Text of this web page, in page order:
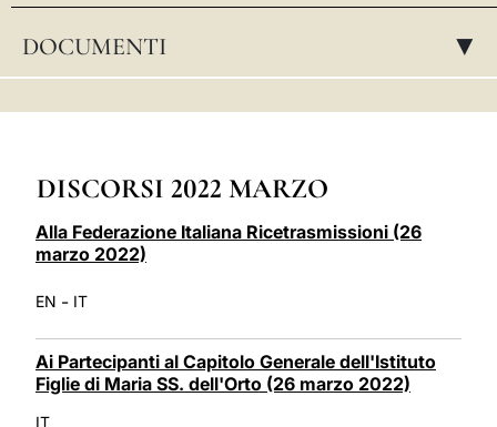
POLSKI
DOCUMENTI ▸
DISCORSI 2022 MARZO
Alla Federazione Italiana Ricetrasmissioni (26
marzo 2022)
EN - IT
Ai Partecipanti al Capitolo Generale dell'Istituto
Figlie di Maria SS. dell'Orto (26 marzo 2022)
IT